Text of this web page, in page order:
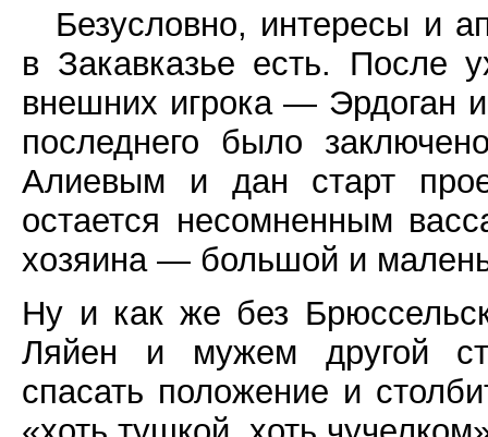
Безусловно, интересы и
в Закавказье есть. После
внешних игрока — Эрдоган
последнего было
Алиевым и дан старт
остается несомненным
хозяина — большой и
Ну и как же без
Ляйен и мужем другой
спасать положение и